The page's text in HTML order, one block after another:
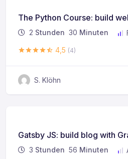
The Python Course: build
2 Stunden 30 Minuten
4,5 (4)
S. Klöhn
Gatsby JS: build blog with
3 Stunden 56 Minuten